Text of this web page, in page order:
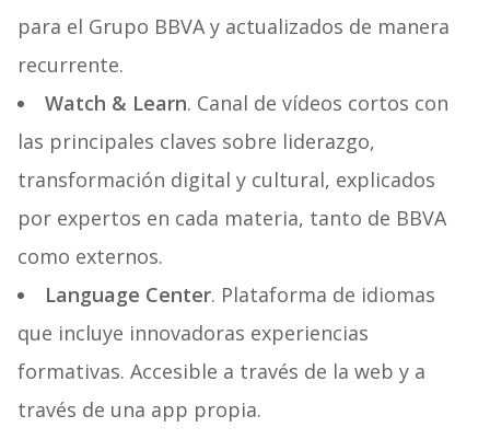
para el Grupo BBVA y actualizados de manera
recurrente.
Watch & Learn. Canal de vídeos cortos con
las principales claves sobre liderazgo,
transformación digital y cultural, explicados
por expertos en cada materia, tanto de BBVA
como externos.
Language Center. Plataforma de idiomas
que incluye innovadoras experiencias
formativas. Accesible a través de la web y a
través de una app propia.